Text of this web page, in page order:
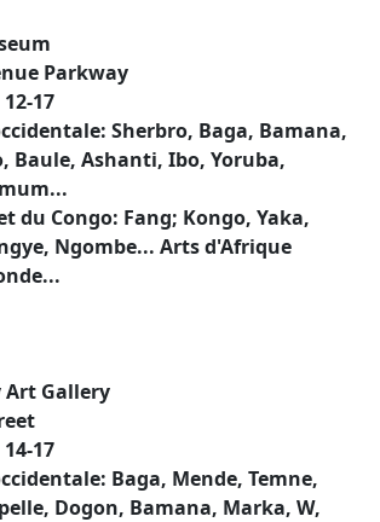
Parkway
17
Sherbro, Baga, Bamana,
Baule, Ashanti, Ibo, Yoruba,
du Congo: Fang; Kongo, Yaka,
Ngombe... Arts d'Afrique
Art Gallery
17
Baga, Mende, Temne,
Dogon, Bamana, Marka, W,